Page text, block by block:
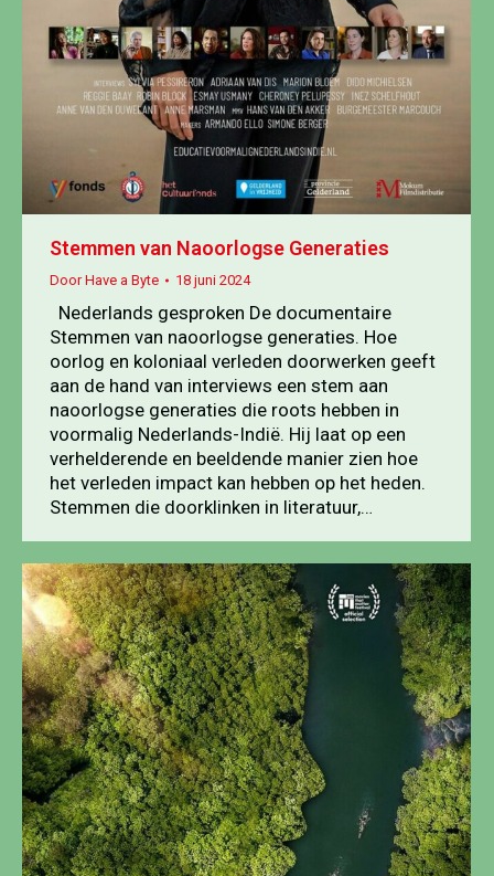
Stemmen van Naoorlogse Generaties
DoorHave a Byte 18 juni 2024
Nederlands gesproken De documentaire
Stemmen van naoorlogse generaties. Hoe
oorlog en koloniaal verleden doorwerken geeft
aan de hand van interviews een stem aan
naoorlogse generaties die roots hebben in
voormalig Nederlands-Indië. Hij laat op een
verhelderende en beeldende manier zien hoe
het verleden impact kan hebben op het heden.
Stemmen die doorklinken in literatuur,…